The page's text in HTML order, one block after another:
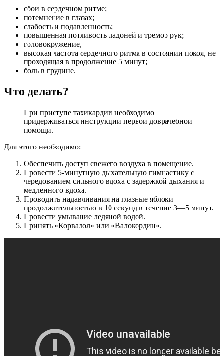
сбои в сердечном ритме;
потемнение в глазах;
слабость и подавленность;
повышенная потливость ладоней и тремор рук;
головокружение,
высокая частота сердечного ритма в состоянии покоя, не
проходящая в продолжение 5 минут;
боль в грудине.
Что делать?
При приступе тахикардии необходимо
придерживаться инструкции первой доврачебной
помощи.
Для этого необходимо:
Обеспечить доступ свежего воздуха в помещение.
Провести 5-минутную дыхательную гимнастику с
чередованием сильного вдоха с задержкой дыхания и
медленного вдоха.
Проводить надавливания на глазные яблоки
продолжительностью в 10 секунд в течение 3—5 минут.
Провести умывание ледяной водой.
Принять «Корвалол» или «Валокордин».